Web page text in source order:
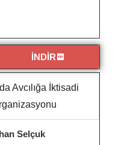
İNDİR
Avcılığa İktisadi
Selçuk